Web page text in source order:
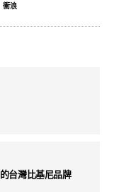
衝浪
台灣比基尼品牌